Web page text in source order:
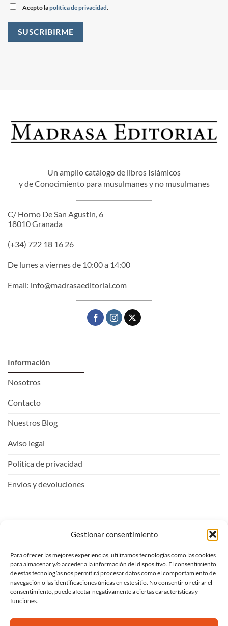
Gestionar consentimiento
Para ofrecer las mejores experiencias, utilizamos tecnologías como las cookies
para almacenar y/o acceder a la información del dispositivo. El consentimiento
de estas tecnologías nos permitirá procesar datos como el comportamiento de
navegación o las identificaciones únicas en este sitio. No consentir o retirar el
consentimiento, puede afectar negativamente a ciertas características y
funciones.
Acepto lapolítica de privacidad.
Un amplio catálogo de libros Islámicos
y de Conocimiento para musulmanes y no musulmanes
C/ Horno De San Agustín, 6
18010 Granada
(+34) 722 18 16 26
De lunes a viernes de 10:00 a 14:00
Email: info@madrasaeditorial.com
Información
Nosotros
Contacto
Nuestros Blog
Aviso legal
Politica de privacidad
Envíos y devoluciones
Entrar
Ver carrito
Mi lista de deseos
Proceder al pago